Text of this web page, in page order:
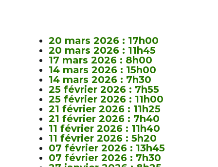
20 mars 2026 : 17h00
20 mars 2026 : 11h45
17 mars 2026 : 8h00
14 mars 2026 : 15h00
14 mars 2026 : 7h30
25 février 2026 : 7h55
25 février 2026 : 11h00
21 février 2026 : 11h25
21 février 2026 : 7h40
11 février 2026 : 11h40
11 février 2026 : 5h20
07 février 2026 : 13h45
07 février 2026 : 7h30